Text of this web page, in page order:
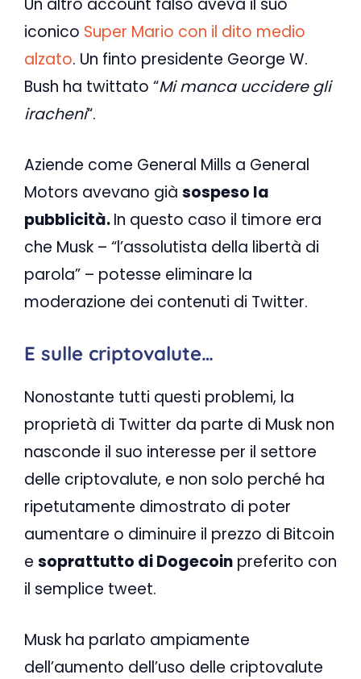
Un altro account falso aveva il suo
iconico Super Mario con il dito medio
alzato. Un finto presidente George W.
Bush ha twittato “Mi manca uccidere gli
iracheni“.
Aziende come General Mills a General
Motors avevano già sospeso la
pubblicità.In questo caso il timore era
che Musk – “l’assolutista della libertà di
parola” – potesse eliminare la
moderazione dei contenuti di Twitter.
E sulle criptovalute…
Nonostante tutti questi problemi, la
proprietà di Twitter da parte di Musk non
nasconde il suo interesse per il settore
delle criptovalute, e non solo perché ha
ripetutamente dimostrato di poter
aumentare o diminuire il prezzo di Bitcoin
e soprattutto di Dogecoin preferito con
il semplice tweet.
Musk ha parlato ampiamente
dell’aumento dell’uso delle criptovalute